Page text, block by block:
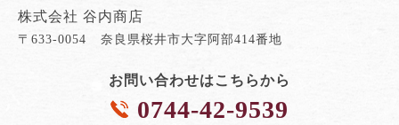
株式会社 谷内商店
〒633-0054 奈良県桜井市大字阿部414番地
お問い合わせはこちらから
0744-42-9539